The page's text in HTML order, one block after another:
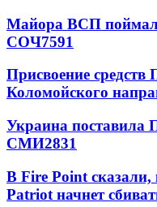
Майора ВСП
СОЧ7591
Присвоение
Коломойского
Украина поставила
СМИ2831
В Fire Point сказали,
Patriot начнет